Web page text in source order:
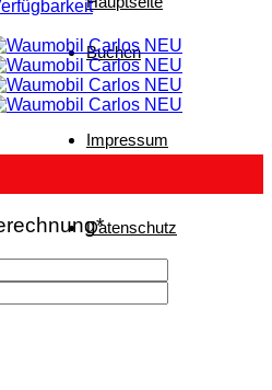
Buchen
Impressum
Datenschutz